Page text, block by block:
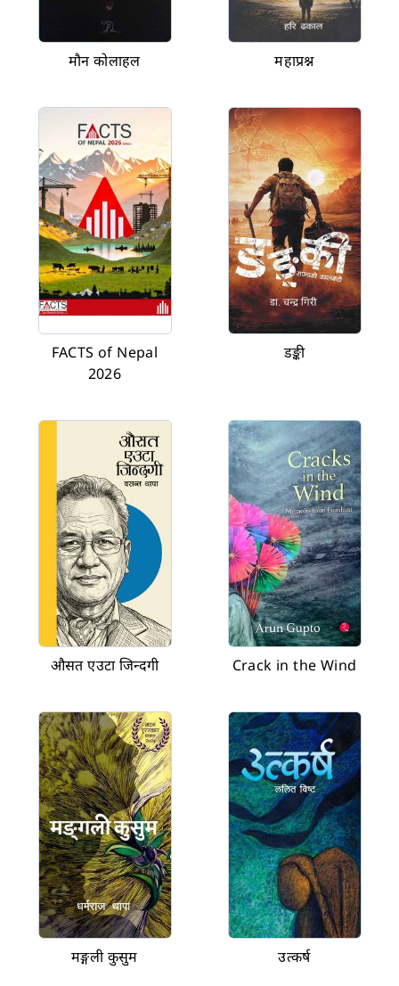
मौन कोलाहल महाप्रश्न
FACTS of Nepal
2026
डङ्की
औसत एउटा जिन्दगी Crack in the Wind
मङ्गली कुसुम उत्कर्ष